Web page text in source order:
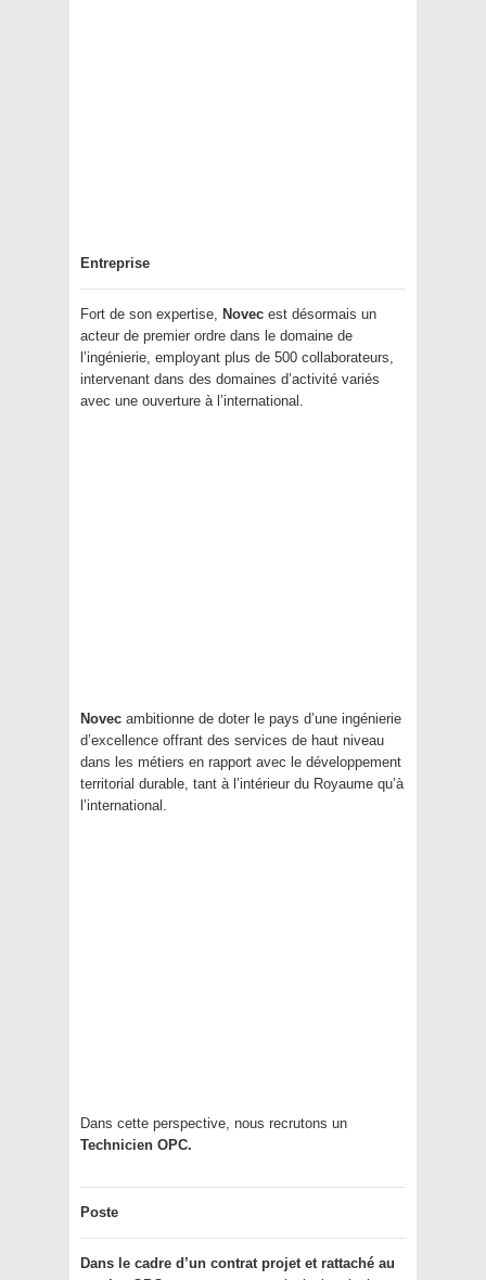
Entreprise
Fort de son expertise, Novec est désormais un
acteur de premier ordre dans le domaine de
l’ingénierie, employant plus de 500 collaborateurs,
intervenant dans des domaines d’activité variés
avec une ouverture à l’international.
Novec ambitionne de doter le pays d’une ingénierie
d’excellence offrant des services de haut niveau
dans les métiers en rapport avec le développement
territorial durable, tant à l’intérieur du Royaume qu’à
l’international.
Dans cette perspective, nous recrutons un
Technicien OPC.
Poste
Dans le cadre d’un contrat projet et rattaché au